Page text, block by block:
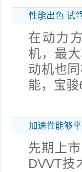
性能出色 试
在动力
机，最
动机也
能，宝
加速性能够
先期上
DVVT技